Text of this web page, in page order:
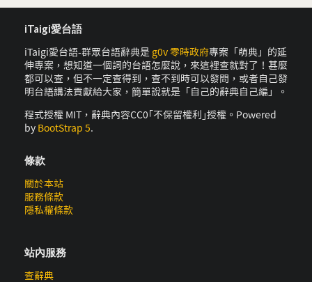
iTaigi愛台語
iTaigi愛台語-群眾台語辭典是 g0v 零時政府專案「萌典」的延
伸專案，想知道一個詞的台語怎麼說，來這裡查就對了！甚麼
都可以查，但不一定查得到，查不到時可以發問，或者自己發
明台語講法貢獻給大家，簡單說就是「自己的辭典自己編」。
程式授權 MIT，辭典內容CC0｢不保留權利｣授權。Powered
by BootStrap 5.
條款
關於本站
服務條款
隱私權條款
站內服務
查辭典